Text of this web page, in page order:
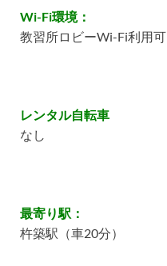
Wi-Fi環境：
教習所ロビーWi-Fi利用可
レンタル自転車
なし
最寄り駅：
杵築駅（車20分）